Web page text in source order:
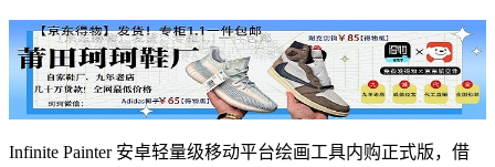
Infinite Painter 安卓轻量级移动平台绘画工具内购正式版，借